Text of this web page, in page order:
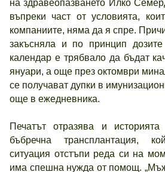
на здравеопазването Илко
въпреки част от условията,
компаниите, няма да я спре.
закъсняла и по принцип
календар е трябвало да бъдат
януари, а още през октомври
се получават дупки в
още в ежедневника.
Печатът отразява и
бъбречна трансплантация,
ситуация отстъпи реда си на
има спешна нужда от помощ.